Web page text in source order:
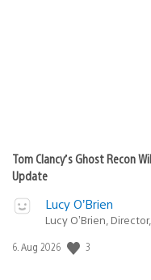
Tom Clancy’s Ghost Recon
Update
Lucy O’Brien
Lucy O’Brien,
Veröffentlichungsdatum:
6. Aug 2026 3